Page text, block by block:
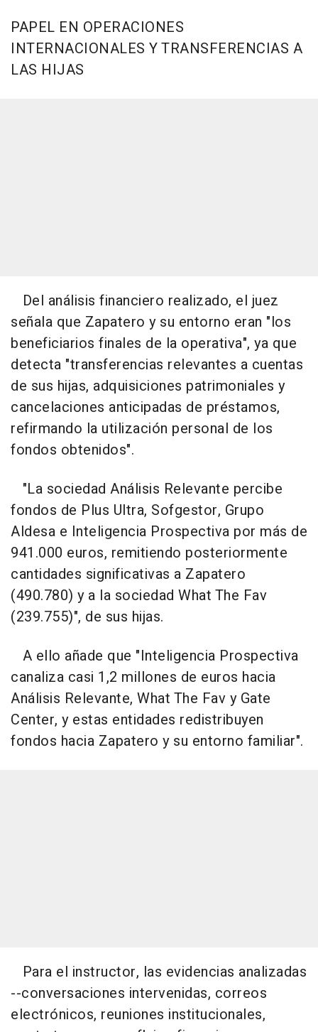
PAPEL EN OPERACIONES
INTERNACIONALES Y TRANSFERENCIAS A
LAS HIJAS
Del análisis financiero realizado, el juez
señala que Zapatero y su entorno eran "los
beneficiarios finales de la operativa", ya que
detecta "transferencias relevantes a cuentas
de sus hijas, adquisiciones patrimoniales y
cancelaciones anticipadas de préstamos,
refirmando la utilización personal de los
fondos obtenidos".
"La sociedad Análisis Relevante percibe
fondos de Plus Ultra, Sofgestor, Grupo
Aldesa e Inteligencia Prospectiva por más de
941.000 euros, remitiendo posteriormente
cantidades significativas a Zapatero
(490.780) y a la sociedad What The Fav
(239.755)", de sus hijas.
A ello añade que "Inteligencia Prospectiva
canaliza casi 1,2 millones de euros hacia
Análisis Relevante, What The Fav y Gate
Center, y estas entidades redistribuyen
fondos hacia Zapatero y su entorno familiar".
Para el instructor, las evidencias analizadas
--conversaciones intervenidas, correos
electrónicos, reuniones institucionales,